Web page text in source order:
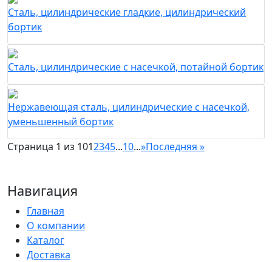
Сталь, цилиндрические гладкие, цилиндрический
бортик
Сталь, цилиндрические с насечкой, потайной бортик
Нержавеющая сталь, цилиндрические с насечкой,
уменьшенный бортик
Страница 1 из 1012345...10...»Последняя »
Навигация
Главная
О компании
Каталог
Доставка